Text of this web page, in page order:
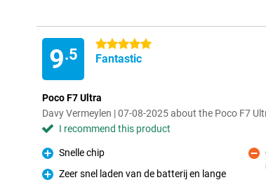
9.5
5 stars
Fantastic
Poco F7 Ultra
Davy Vermeylen | 07-08-2025 about the Poco F7
I recommend this product
Pro
Snelle chip
Zeer snel laden van de batterij en lange